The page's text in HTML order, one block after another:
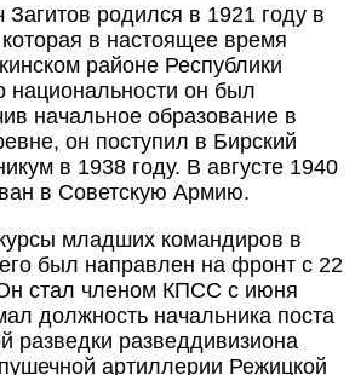
Загитов родился в 1921 году в
в настоящее время
районе Республики
национальности он был
начальное образование в
он поступил в Бирский
в 1938 году. В августе 1940
в Советскую Армию.
младших командиров в
был направлен на фронт с 22
стал членом КПСС с июня
должность начальника поста
разведки разведдивизиона
артиллерии Режицкой